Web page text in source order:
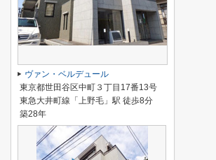
ヴァン・ベルデュール
東京都世田谷区中町３丁目17番13号
東急大井町線「上野毛」駅 徒歩8分
築28年